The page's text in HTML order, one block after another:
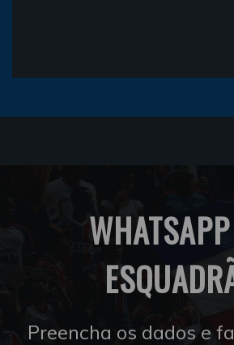
Preencha os dados e